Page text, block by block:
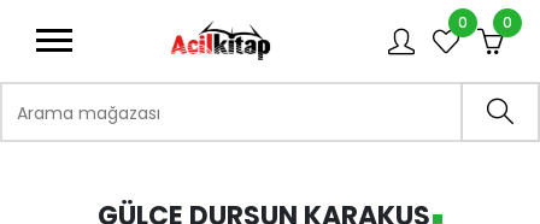
0 0
GÜLCE DURSUN KARAKUŞ